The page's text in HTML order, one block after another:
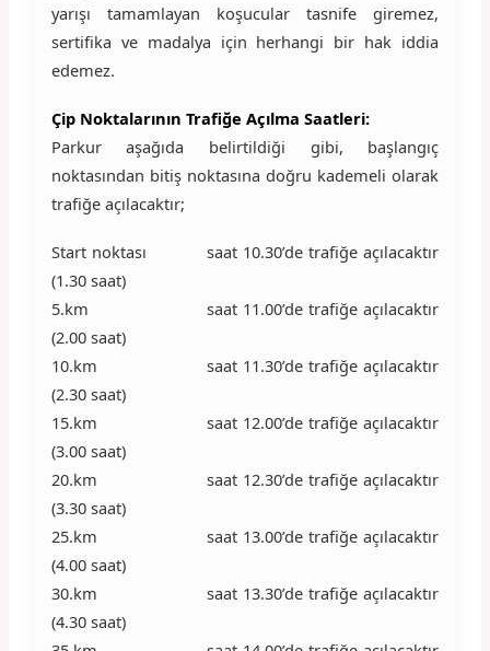
yarışı tamamlayan koşucular tasnife giremez,
sertifika ve madalya için herhangi bir hak iddia
edemez.
Çip Noktalarının Trafiğe Açılma Saatleri:
Parkur aşağıda belirtildiği gibi, başlangıç
noktasından bitiş noktasına doğru kademeli olarak
trafiğe açılacaktır;
Start noktası saat 10.30’de trafiğe açılacaktır
(1.30 saat)
5.km saat 11.00’de trafiğe açılacaktır
(2.00 saat)
10.km saat 11.30’de trafiğe açılacaktır
(2.30 saat)
15.km saat 12.00’de trafiğe açılacaktır
(3.00 saat)
20.km saat 12.30’de trafiğe açılacaktır
(3.30 saat)
25.km saat 13.00’de trafiğe açılacaktır
(4.00 saat)
30.km saat 13.30’de trafiğe açılacaktır
(4.30 saat)